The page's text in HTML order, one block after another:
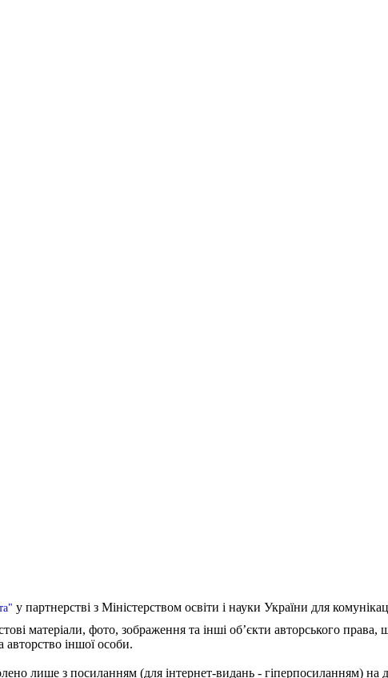
у партнерстві з Міністерством освіти і науки України для
матеріали, фото, зображення та інші об’єкти авторського
авторство іншої особи.
лише з посиланням (для інтернет-видань - гіперпосиланням)